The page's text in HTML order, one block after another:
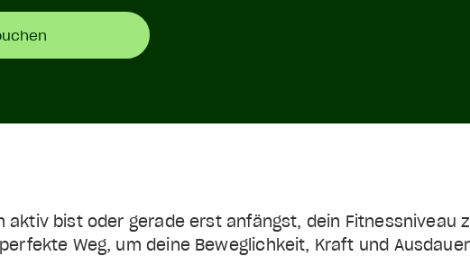
aktiv bist oder gerade erst anfängst, dein Fitnessniveau
Weg, um deine Beweglichkeit, Kraft und